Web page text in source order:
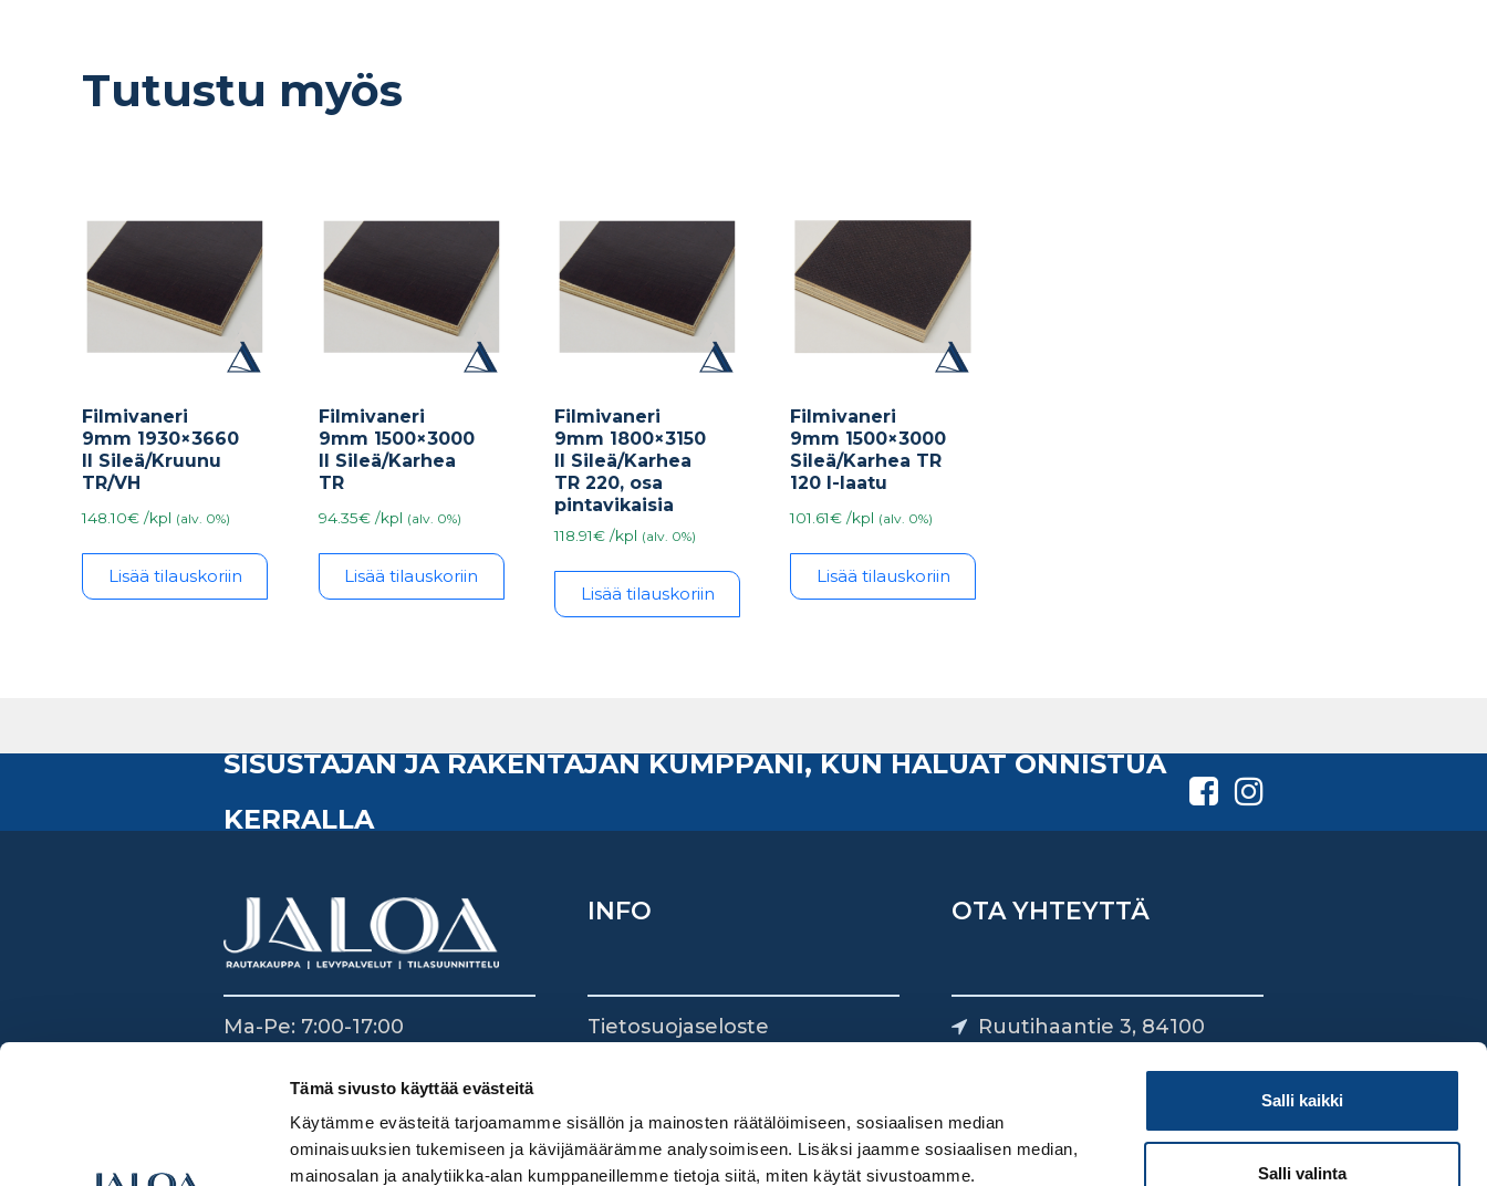
Tämä sivusto käyttää evästeitä
Käytämme evästeitä tarjoamamme sisällön ja mainosten räätälöimiseen, sosiaalisen median
ominaisuuksien tukemiseen ja kävijämäärämme analysoimiseen. Lisäksi jaamme sosiaalisen median,
mainosalan ja analytiikka-alan kumppaneillemme tietoja siitä, miten käytät sivustoamme.
Salli kaikki
Salli valinta
Tutustu myös
Filmivaneri
9mm 1930×3660
II Sileä/Kruunu
TR/VH
148.10€ /kpl (alv. 0%)
Lisää tilauskoriin
Filmivaneri
9mm 1500×3000
II Sileä/Karhea
TR
94.35€ /kpl (alv. 0%)
Lisää tilauskoriin
Filmivaneri
9mm 1800×3150
II Sileä/Karhea
TR 220, osa
pintavikaisia
118.91€ /kpl (alv. 0%)
Lisää tilauskoriin
Filmivaneri
9mm 1500×3000
Sileä/Karhea TR
120 I-laatu
101.61€ /kpl (alv. 0%)
Lisää tilauskoriin
SISUSTAJAN JA RAKENTAJAN KUMPPANI, KUN HALUAT ONNISTUA
KERRALLA
Ma-Pe: 7:00-17:00
Su: Suljettu
INFO
Tietosuojaseloste
OTA YHTEYTTÄ
Ruutihaantie 3, 84100